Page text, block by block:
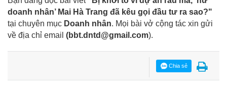
doanh nhân’ Mai Hà Trang đã kêu gọi đầu tư ra sao?"
tại chuyên mục Doanh nhân. Mọi bài vở cộng tác xin gửi
về địa chỉ email (bbt.dntd@gmail.com).
Chia sẻ